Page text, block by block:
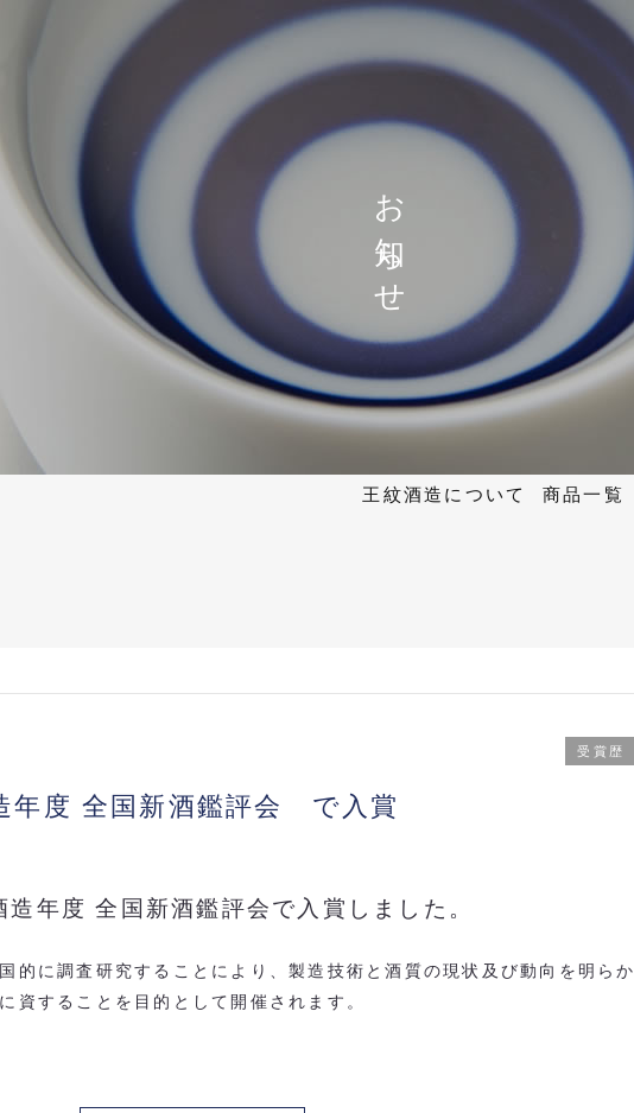
お知らせ
王紋酒造について 商品一覧
受賞歴
年度 全国新酒鑑評会 で入賞
年度 全国新酒鑑評会で入賞しました。
的に調査研究することにより、製造技術と酒質の現状及び動向を明らか
資することを目的として開催されます。